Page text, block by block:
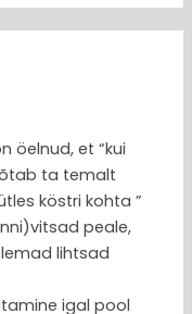
öelnud, et “kui
ta temalt
köstri kohta ”
peale,
lihtsad
igal pool